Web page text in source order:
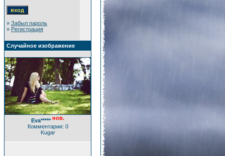
» Забыл пароль
» Регистрация
Случайное изображение
Eva***** нов.
Комментарии: 0
Kugar